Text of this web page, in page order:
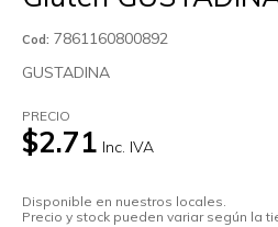
Cod: 7861160800892
GUSTADINA
PRECIO
$2.71 Inc. IVA
Disponible en nuestros locales.
Precio y stock pueden variar según la